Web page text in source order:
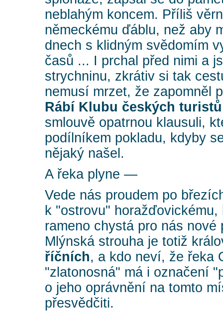
neblahým koncem. Příliš
německému ďáblu, než aby
dnech s klidným svědomím
časů ... I prchal před nimi a
strychninu, zkrátiv si tak
nemusí mrzet, že zapomněl
Rábí Klubu českých turistů
smlouvě opatrnou klausuli,
podílníkem pokladu, kdyby
nějaký našel.
A řeka plyne —
Vede nás proudem po
k "ostrovu"
rameno chystá pro nás nové
Mlýnská strouha je totiž
říčních, a kdo neví, že řeka
"zlatonosná" má i označení
o jeho oprávnění na tomto
přesvědčiti.